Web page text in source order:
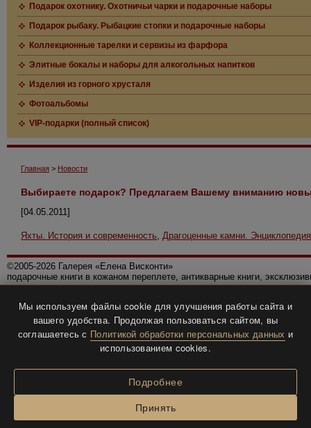
Подарок охотнику. Охотничьи чарки и подарочные наборы
Подарок рыбаку. Рыбацкие стопки и подарочные наборы
Коллекционные тарелки и сервизы из фарфора
Элитные бокалы и наборы для алкогольных напитков
Изделия из горного хрусталя
Фотоальбомы
VIP-подарки (полный список)
Главная > Новости
Выбираете подарок? Предлагаем Вашему вниманию
[04.05.2011]
Яхты. История и современность, Драгоценные камни. Энциклопедия
©2005-2026 Галерея «Елена Висконти»
подарочные книги в кожаном переплете, антикварные книги,
Политика конфиденциальности
Все права защищены.
Разработка и дизайнBTV-info.
Мы используем файлы cookie для улучшения работы сайта и
вашего удобства. Продолжая пользоваться сайтом, вы
соглашаетесь с Политикой обработки персональных данных и
использованием cookies.
Подробнее
Принять